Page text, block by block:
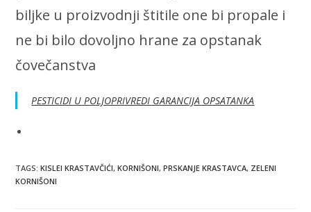
biljke u proizvodnji štitile one bi propale i
ne bi bilo dovoljno hrane za opstanak
čovečanstva
PESTICIDI U POLJOPRIVREDI GARANCIJA OPSATANKA
TAGS:KISLEI KRASTAVČIĆI, KORNIŠONI, PRSKANJE KRASTAVCA, ZELENI
KORNIŠONI